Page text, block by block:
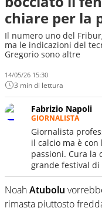
chiare per la
Il numero uno del
ma le indicazioni del
Gregorio sono altre
14/05/26 15:30
3 min di lettura
Fabrizio Napoli
GIORNALISTA
Giornalista
il calcio ma è
passioni. Cura la
grande festival
NoahAtubolu
rimasta piuttosto